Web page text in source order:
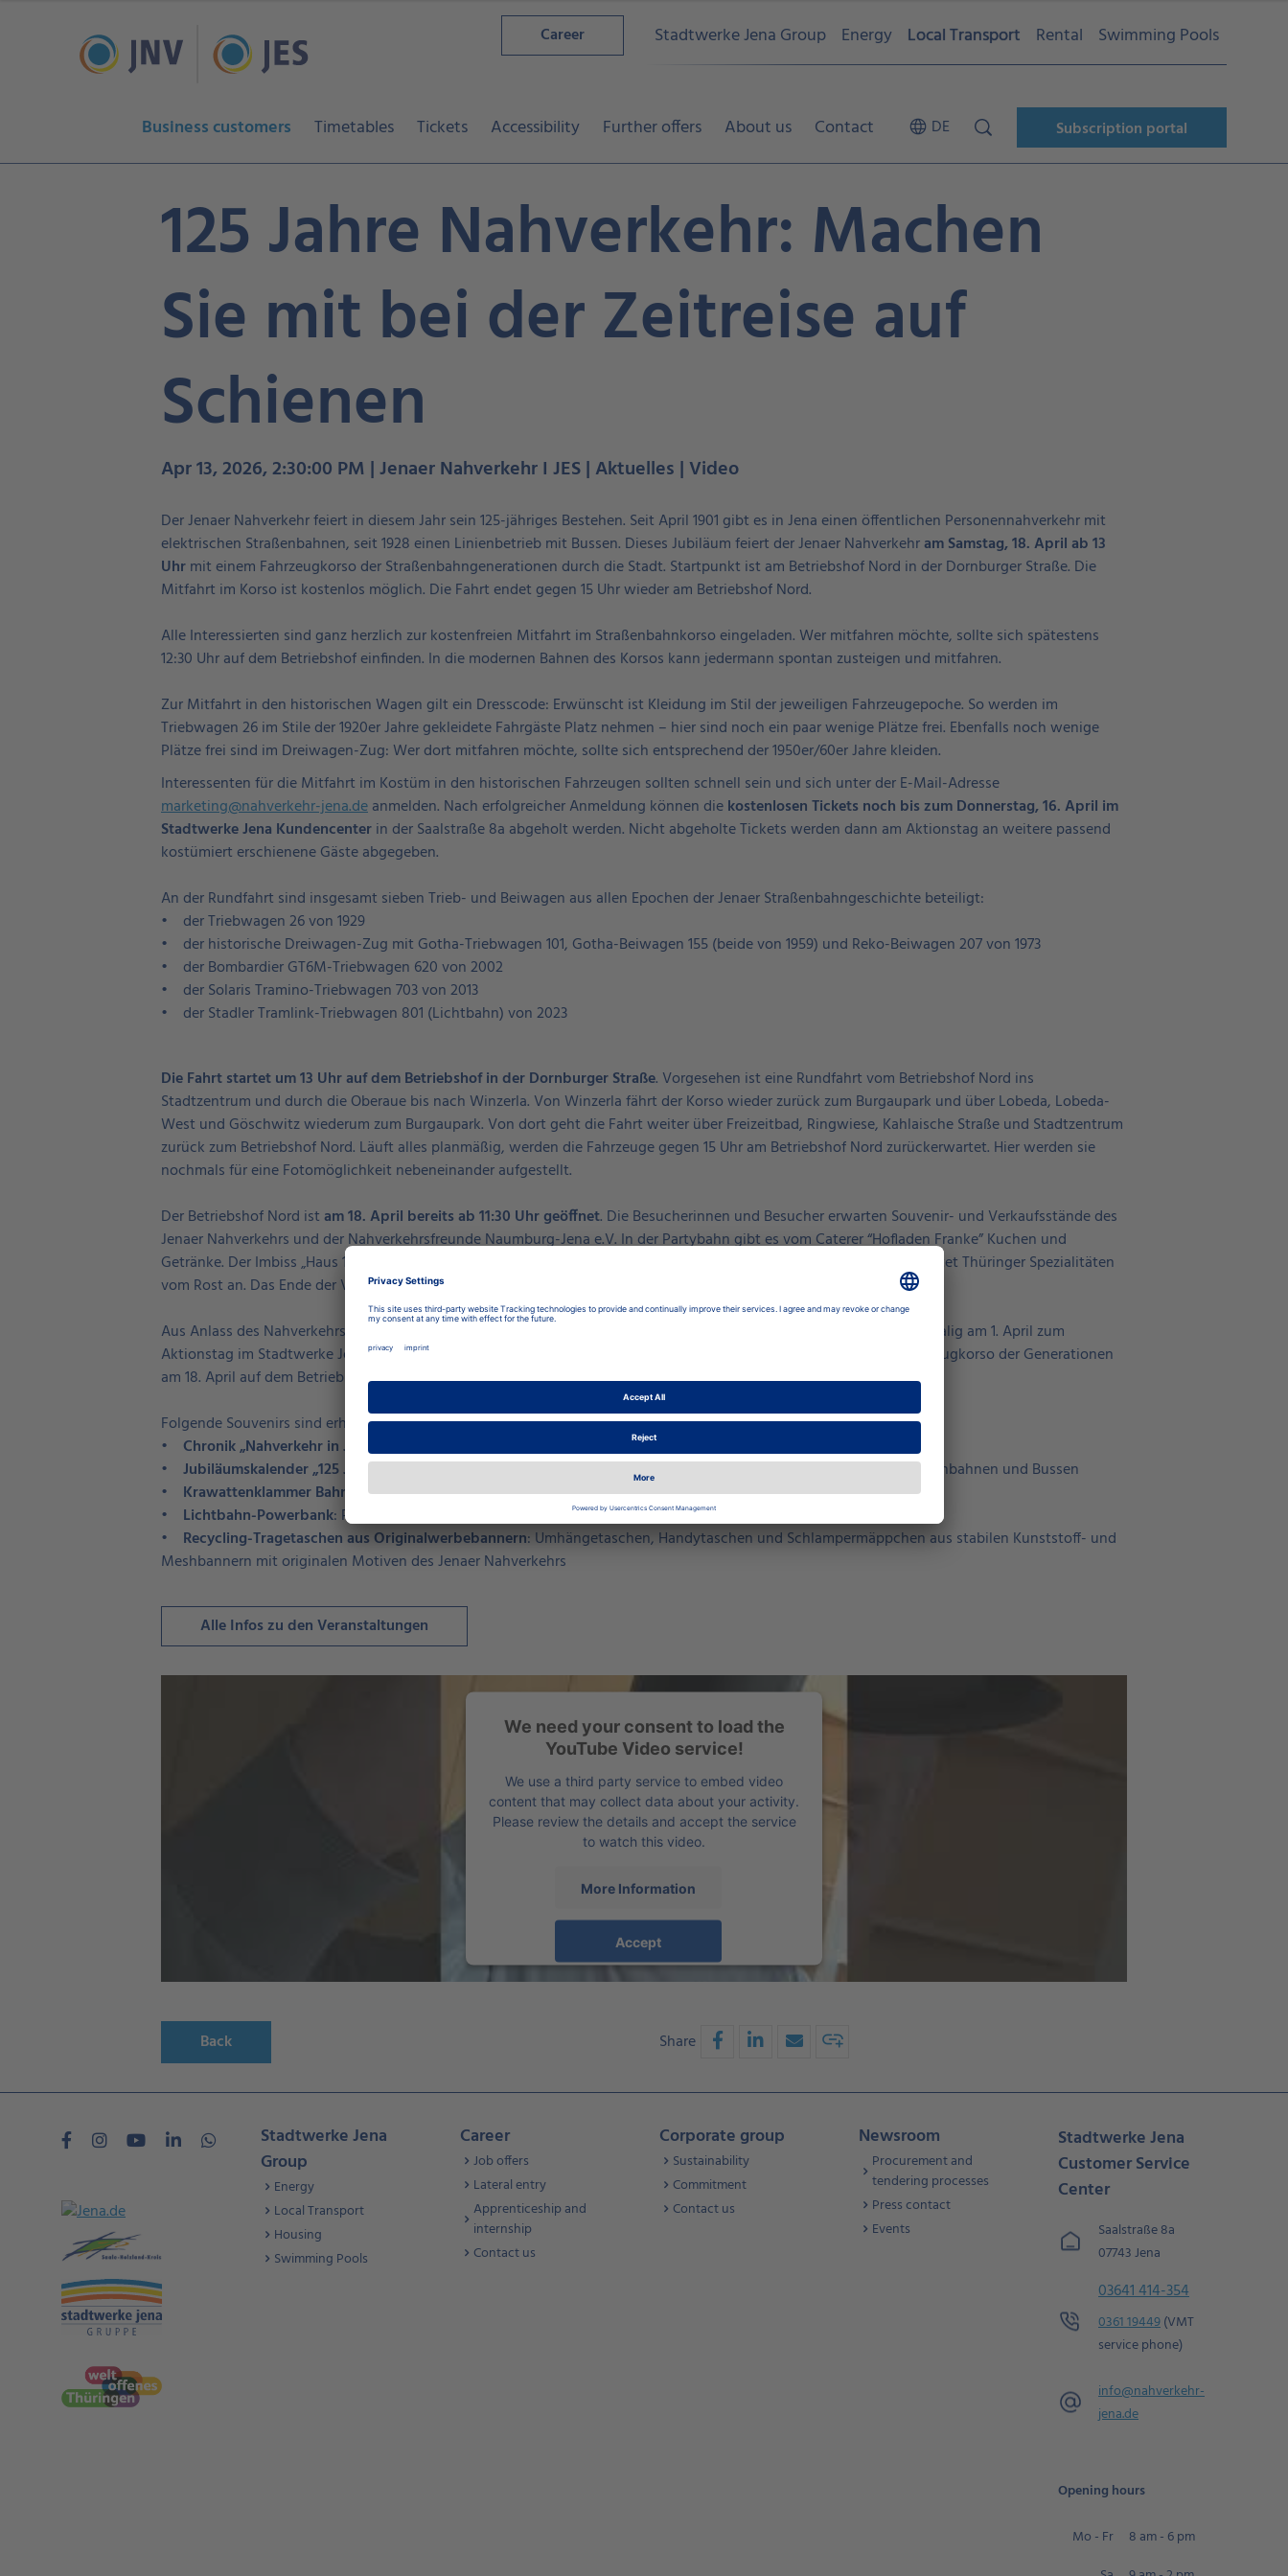
Career Stadtwerke Jena Group Energy Local Transport Rental Swimming Pools
Business customers Timetables Tickets Accessibility Further offers About us Contact DE Subscription portal
125 Jahre Nahverkehr: Machen
Sie mit bei der Zeitreise auf
Schienen
Apr 13, 2026, 2:30:00 PM | Jenaer Nahverkehr I JES | Aktuelles | Video
Der Jenaer Nahverkehr feiert in diesem Jahr sein 125-jähriges Bestehen. Seit April 1901 gibt es in Jena einen öffentlichen Personennahverkehr mit
elektrischen Straßenbahnen, seit 1928 einen Linienbetrieb mit Bussen. Dieses Jubiläum feiert der Jenaer Nahverkehram Samstag, 18. April ab 13
Uhrmit einem Fahrzeugkorso der Straßenbahngenerationen durch die Stadt. Startpunkt ist am Betriebshof Nord in der Dornburger Straße. Die
Mitfahrt im Korso ist kostenlos möglich. Die Fahrt endet gegen 15 Uhr wieder am Betriebshof Nord.
Alle Interessierten sind ganz herzlich zur kostenfreien Mitfahrt im Straßenbahnkorso eingeladen. Wer mitfahren möchte, sollte sich spätestens
12:30 Uhr auf dem Betriebshof einfinden. In die modernen Bahnen des Korsos kann jedermann spontan zusteigen und mitfahren.
Zur Mitfahrt in den historischen Wagen gilt ein Dresscode: Erwünscht ist Kleidung im Stil der jeweiligen Fahrzeugepoche. So werden im
Triebwagen 26 im Stile der 1920er Jahre gekleidete Fahrgäste Platz nehmen – hier sind noch ein paar wenige Plätze frei. Ebenfalls noch wenige
Plätze frei sind im Dreiwagen-Zug: Wer dort mitfahren möchte, sollte sich entsprechend der 1950er/60er Jahre kleiden.
Interessenten für die Mitfahrt im Kostüm in den historischen Fahrzeugen sollten schnell sein und sich unter der E-Mail-Adresse
marketing@nahverkehr-jena.deanmelden. Nach erfolgreicher Anmeldung können diekostenlosen Tickets noch bis zum Donnerstag, 16. April im
Stadtwerke Jena Kundencenterin der Saalstraße 8a abgeholt werden. Nicht abgeholte Tickets werden dann am Aktionstag an weitere passend
kostümiert erschienene Gäste abgegeben.
An der Rundfahrt sind insgesamt sieben Trieb- und Beiwagen aus allen Epochen der Jenaer Straßenbahngeschichte beteiligt:
• der Triebwagen 26 von 1929
• der historische Dreiwagen-Zug mit Gotha-Triebwagen 101, Gotha-Beiwagen 155 (beide von 1959) und Reko-Beiwagen 207 von 1973
• der Bombardier GT6M-Triebwagen 620 von 2002
• der Solaris Tramino-Triebwagen 703 von 2013
• der Stadler Tramlink-Triebwagen 801 (Lichtbahn) von 2023
Die Fahrt startet um 13 Uhr auf dem Betriebshof in der Dornburger Straße. Vorgesehen ist eine Rundfahrt vom Betriebshof Nord ins
Stadtzentrum und durch die Oberaue bis nach Winzerla. Von Winzerla fährt der Korso wieder zurück zum Burgaupark und über Lobeda, Lobeda-
West und Göschwitz wiederum zum Burgaupark. Von dort geht die Fahrt weiter über Freizeitbad, Ringwiese, Kahlaische Straße und Stadtzentrum
zurück zum Betriebshof Nord. Läuft alles planmäßig, werden die Fahrzeuge gegen 15 Uhr am Betriebshof Nord zurückerwartet. Hier werden sie
nochmals für eine Fotomöglichkeit nebeneinander aufgestellt.
Der Betriebshof Nord istam 18. April bereits ab 11:30 Uhr geöffnet. Die Besucherinnen und Besucher erwarten Souvenir- und Verkaufsstände des
Jenaer Nahverkehrs und der Nahverkehrsfreunde Naumburg-Jena e.V. In der Partybahn gibt es vom Caterer “Hofladen Franke” Kuchen und
Getränke. Der Imbiss „Haus 14“ gleich um die Ecke in der Dornburger Straße hat an diesem Tag eigens geöffnet und bietet Thüringer Spezialitäten
vom Rost an. Das Ende der Veranstaltung ist für 16:30 Uhr geplant.
Aus Anlass des Nahverkehrs-Geburtstages sind einige neue Fanartikel und Souvenirs erschienen. Diese konnten erstmalig am 1. April zum
Aktionstag im Stadtwerke Jena Kundencenter erworben werden. Eine weitere Gelegenheit gibt es rund um den Fahrzeugkorso der Generationen
am 18. April auf dem Betriebshof Nord.
Folgende Souvenirs sind erhältlich:
• Chronik „Nahverkehr in Jena“
: Schmökern Sie sich durch die reich bebilderte 125-jährige Geschichte
•
Jubiläumskalender „125 Jahre Jenaer Nahverkehr“: A3-Dauerkalender mit historischen und neuen Fotos von Straßenbahnen und Bussen
•
Krawattenklammer Bahn und Bus: Kombi-Krawattenklammer mit dem neuem Nahverkehrslogo
• Lichtbahn-Powerbank: Powerbank mit einem Lichtbahnmotiv und Lichteffekt
•
Recycling-Tragetaschen aus Originalwerbebannern: Umhängetaschen, Handytaschen und Schlampermäppchen aus stabilen Kunststoff- und
Meshbannern mit originalen Motiven des Jenaer Nahverkehrs
Alle Infos zu den Veranstaltungen
We need your consent to load the
YouTube Video service!
We use a third party service to embed video
content that may collect data about your activity.
Please review the details and accept the service
to watch this video.
More Information
Accept
powered byUsercentrics Consent Management
Back Share
Stadtwerke Jena
Group
Energy
Local Transport
Housing
Swimming Pools
Career
Job offers
Lateral entry
Apprenticeship and
internship
Contact us
Corporate group
Sustainability
Commitment
Contact us
Newsroom
Procurement and
tendering processes
Press contact
Events
Stadtwerke Jena
Customer Service
Center
Saalstraße 8a
07743 Jena
03641 414-354
0361 19449(VMT
service phone)
info@nahverkehr-
jena.de
Opening hours
Mo - Fr
8 am - 6 pm